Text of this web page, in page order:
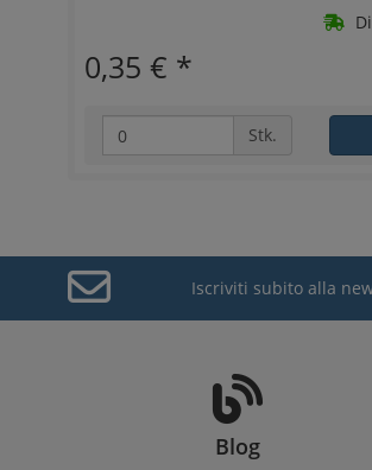
0,35 € *
Stk.
Iscriviti subito alla
Blog